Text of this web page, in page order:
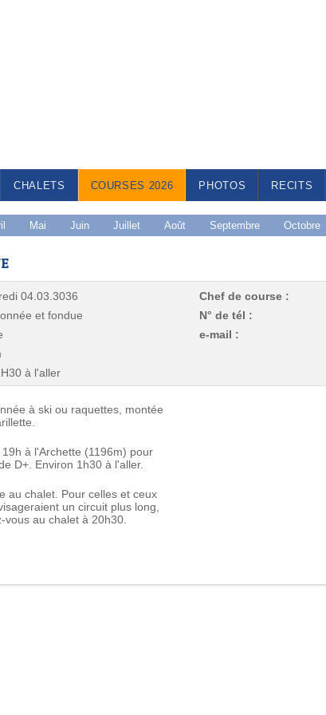
CHALETS COURSES 2026 PHOTOS RECITS
Mai Juin Juillet Août Septembre Octobre
04.03.3036
et fondue
à l'aller
Chef de course :
N° de tél :
e-mail :
à ski ou raquettes, montée
19h à l'Archette (1196m) pour
D+. Environ 1h30 à l'aller.
au chalet. Pour celles et ceux
un circuit plus long,
vous au chalet à 20h30.